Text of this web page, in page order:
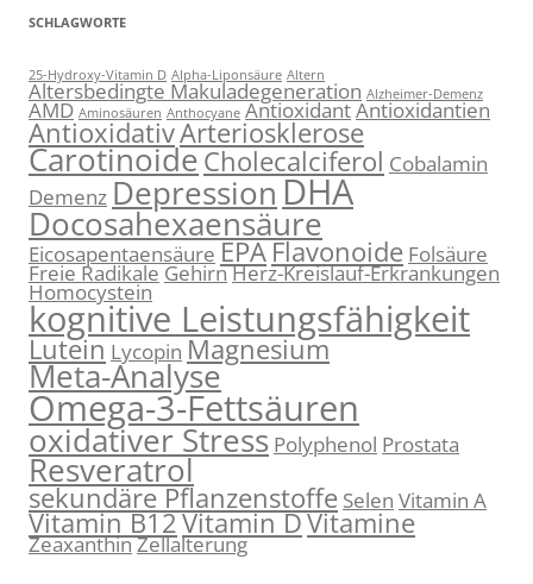
SCHLAGWORTE
25-Hydroxy-Vitamin D Alpha-Liponsäure Altern
Altersbedingte Makuladegeneration Alzheimer-Demenz
AMD Aminosäuren Anthocyane AntioxidantAntioxidantien
AntioxidativArteriosklerose
CarotinoideCholecalciferol Cobalamin
Demenz DepressionDHA
Docosahexaensäure
Eicosapentaensäure EPAFlavonoide Folsäure
Freie RadikaleGehirnHerz-Kreislauf-Erkrankungen
Homocystein
kognitive Leistungsfähigkeit
Lutein Lycopin Magnesium
Meta-Analyse
Omega-3-Fettsäuren
oxidativer Stress Polyphenol Prostata
Resveratrol
sekundäre Pflanzenstoffe Selen Vitamin A
Vitamin B12Vitamin DVitamine
ZeaxanthinZellalterung